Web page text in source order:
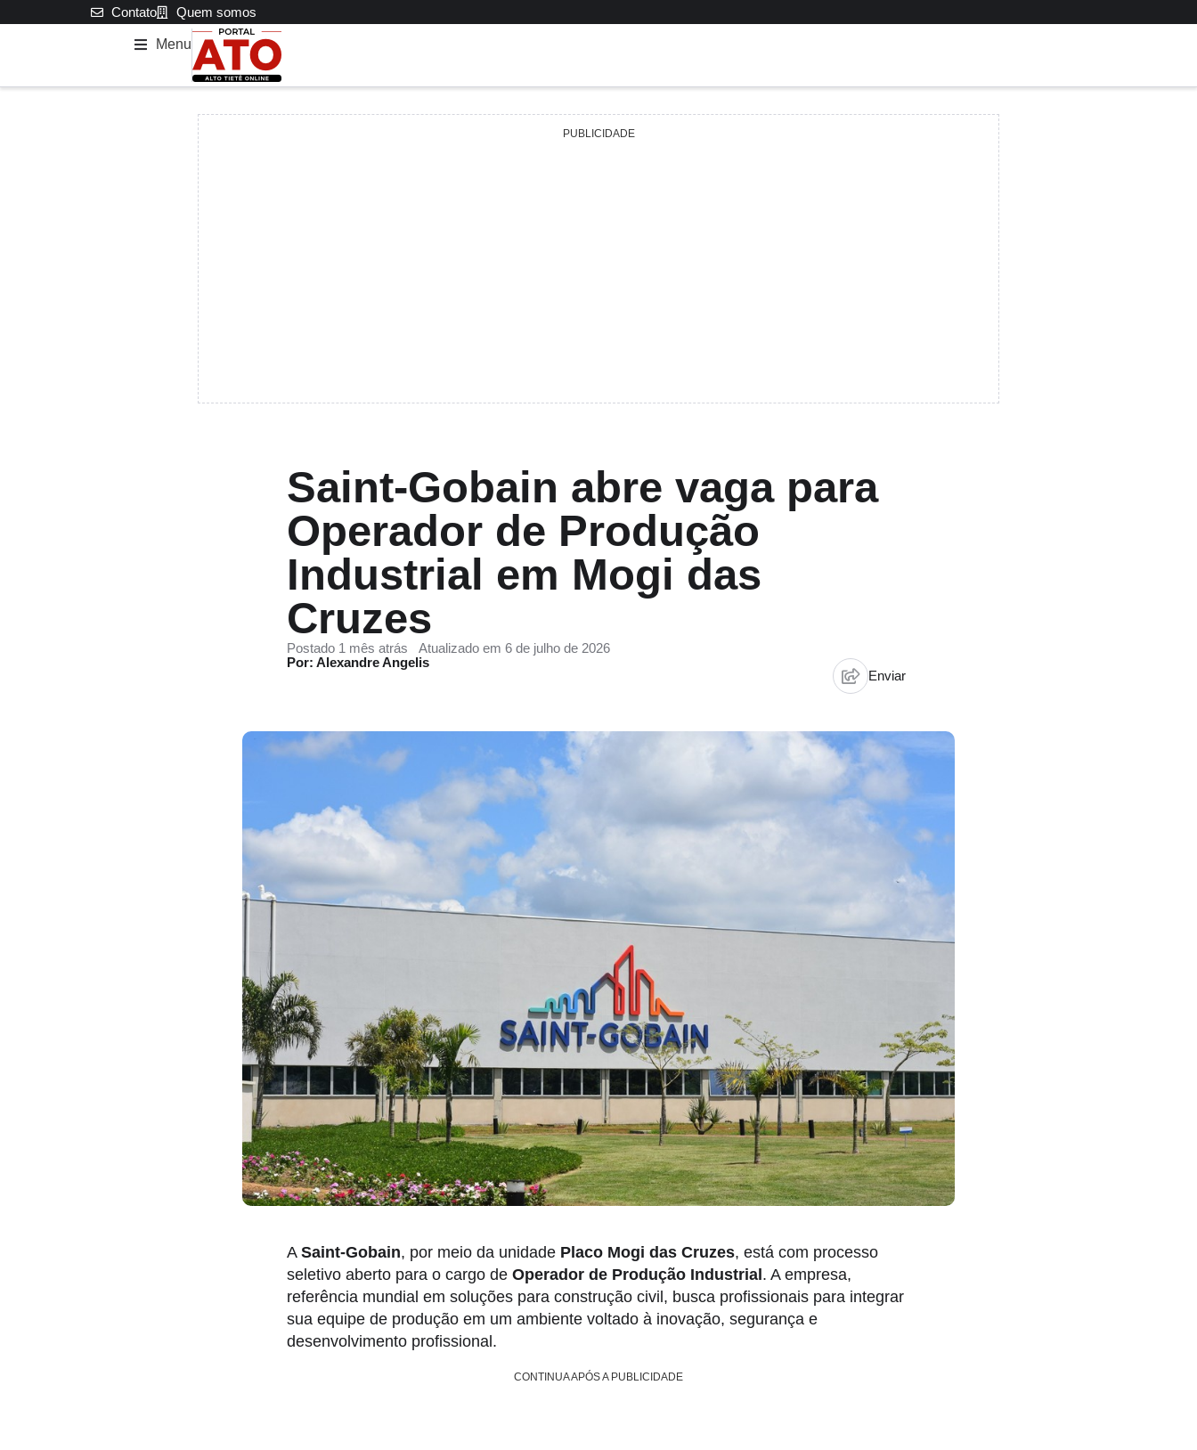
Contato Quem somos
Menu
PUBLICIDADE
Saint-Gobain abre vaga para
Operador de Produção
Industrial em Mogi das
Cruzes
Postado 1 mês atrás
Atualizado em 6 de julho de 2026
Por: Alexandre Angelis
Enviar
A Saint-Gobain, por meio da unidade Placo Mogi das Cruzes, está com processo
seletivo aberto para o cargo de Operador de Produção Industrial . A empresa,
referência mundial em soluções para construção civil, busca profissionais para integrar
sua equipe de produção em um ambiente voltado à inovação, segurança e
desenvolvimento profissional.
CONTINUA APÓS A PUBLICIDADE